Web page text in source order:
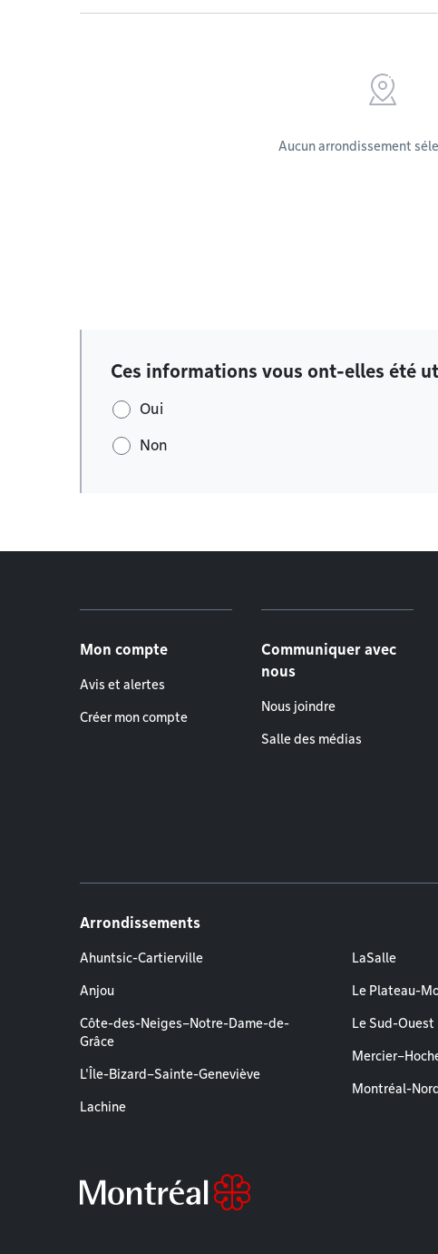
Aucun arrondissement
Ces informations vous ont-elles été
Oui
Non
Mon compte
Avis et alertes
Créer mon compte
Communiquer avec
nous
Nous joindre
Salle des médias
Arrondissements
Ahuntsic-Cartierville
Anjou
Côte-des-Neiges–Notre-Dame-de-
Grâce
L'Île-Bizard–Sainte-Geneviève
Lachine
LaSalle
Le Plateau-
Le Sud-Ouest
Montréal-Nord